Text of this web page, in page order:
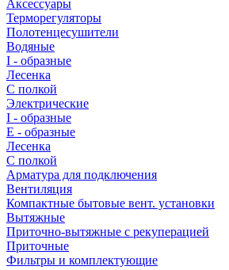
Аксессуары
Терморегуляторы
Полотенцесушители
Водяные
I - образные
Лесенка
С полкой
Электрические
I - образные
E - образные
Лесенка
С полкой
Арматура для подключения
Вентиляция
Компактные бытовые вент. установки
Вытяжные
Приточно-вытяжные с рекуперацией
Приточные
Фильтры и комплектующие